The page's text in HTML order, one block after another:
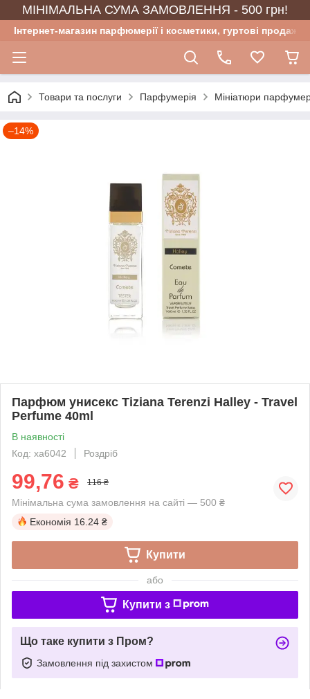
МІНІМАЛЬНА СУМА ЗАМОВЛЕННЯ - 500 грн!
Інтернет-магазин парфюмерії і косметики, гуртові продажі
Товари та послуги Парфумерія Мініатюри
–14%
Парфюм унисекс Tiziana Terenzi Halley - Travel
Perfume 40ml
В наявності
Код: xa6042
Роздріб
99,76 ₴ 116 ₴
Мінімальна сума замовлення на сайті — 500 ₴
Економія 16.24 ₴
Купити
або
Купити з
Що таке купити з Пром?
Замовлення під захистом